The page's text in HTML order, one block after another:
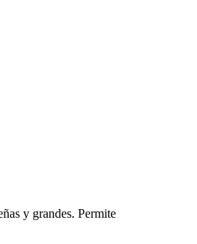
y grandes. Permite